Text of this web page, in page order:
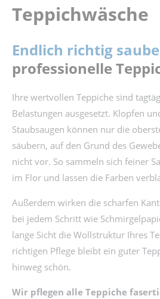
Teppichwäsche
Endlich richtig
professionelle
Ihre wertvollen Teppiche sind
Belastungen ausgesetzt. Klopfen
Staubsaugen können nur die
säubern, auf den Grund des
nicht vor. So sammeln sich feiner
im Flor und lassen die Farben
Außerdem wirken die scharfen
bei jedem Schritt wie
lange Sicht die Wollstruktur Ihres
richtigen Pflege bleibt ein guter
hinweg schön.
Wir pflegen alle Teppiche